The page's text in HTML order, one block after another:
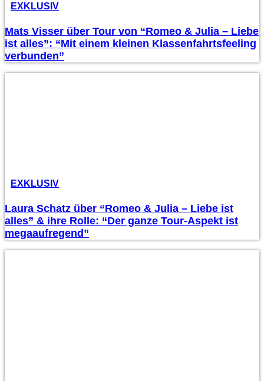
EXKLUSIV
Mats Visser über Tour von “Romeo & Julia – Liebe
ist alles”: “Mit einem kleinen Klassenfahrtsfeeling
verbunden”
EXKLUSIV
Laura Schatz über “Romeo & Julia – Liebe ist
alles” & ihre Rolle: “Der ganze Tour-Aspekt ist
megaaufregend”